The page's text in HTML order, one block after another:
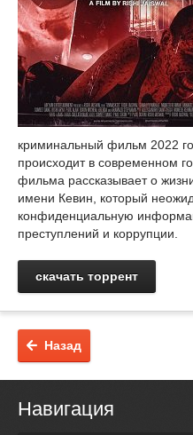
криминальный фильм 2022
происходит в современном
фильма рассказывает о
имени Кевин, который
конфиденциальную
преступлений и коррупции.
скачать торрент
Назад
Навигация